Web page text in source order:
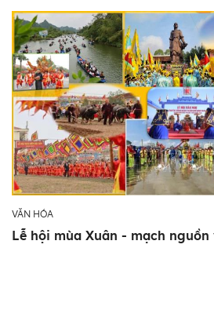
VĂN HÓA
Lễ hội mùa Xuân - mạch nguồn